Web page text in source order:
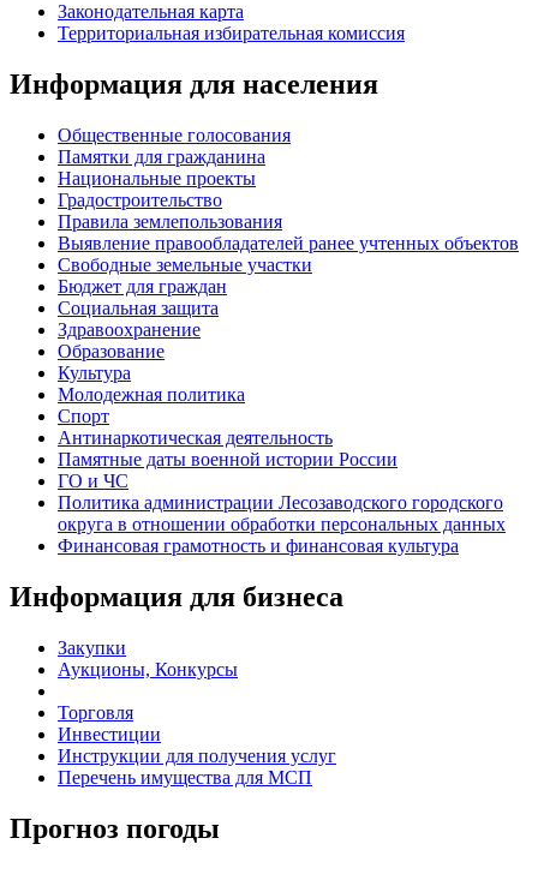
Законодательная карта
Территориальная избирательная комиссия
Информация для населения
Общественные голосования
Памятки для гражданина
Национальные проекты
Градостроительство
Правила землепользования
Выявление правообладателей ранее учтенных объектов
Свободные земельные участки
Бюджет для граждан
Социальная защита
Здравоохранение
Образование
Культура
Молодежная политика
Спорт
Антинаркотическая деятельность
Памятные даты военной истории России
ГО и ЧС
Политика администрации Лесозаводского городского
округа в отношении обработки персональных данных
Финансовая грамотность и финансовая культура
Информация для бизнеса
Закупки
Аукционы, Конкурсы
Торговля
Инвестиции
Инструкции для получения услуг
Перечень имущества для МСП
Прогноз погоды